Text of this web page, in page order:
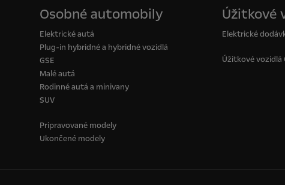
Osobné automobily
Elektrické autá
Plug-in hybridné a hybridné vozidlá
GSE
Malé autá
Rodinné autá a minivany
SUV
Pripravované modely
Ukončené modely
Úžitkové
Elektrické
Úžitkové vozidlá